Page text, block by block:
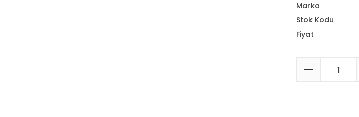
Marka
Stok Kodu
Fiyat